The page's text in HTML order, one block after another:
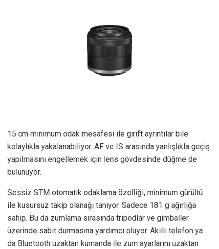
15 cm minimum odak mesafesi ile girift ayrıntılar bile
kolaylıkla yakalanabiliyor. AF ve IS arasında yanlışlıkla geçiş
yapılmasını engellemek için lens gövdesinde düğme de
bulunuyor.
Sessiz STM otomatik odaklama özelliği, minimum gürültü
ile kusursuz takip olanağı tanıyor. Sadece 181 g ağırlığa
sahip. Bu da zumlama sırasında tripodlar ve gimballer
üzerinde sabit durmasına yardımcı oluyor. Akıllı telefon ya
da Bluetooth uzaktan kumanda ile zum ayarlarını uzaktan